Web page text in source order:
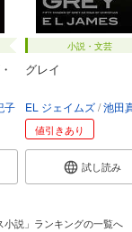
子
小説・文芸
グレイ
EL ジェイムズ 池田
値引きあり
試し読み
小説」ランキングの一覧へ